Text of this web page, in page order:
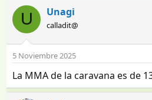
U Unagi
calladit@
5 Noviembre 2025
La MMA de la caravana es de